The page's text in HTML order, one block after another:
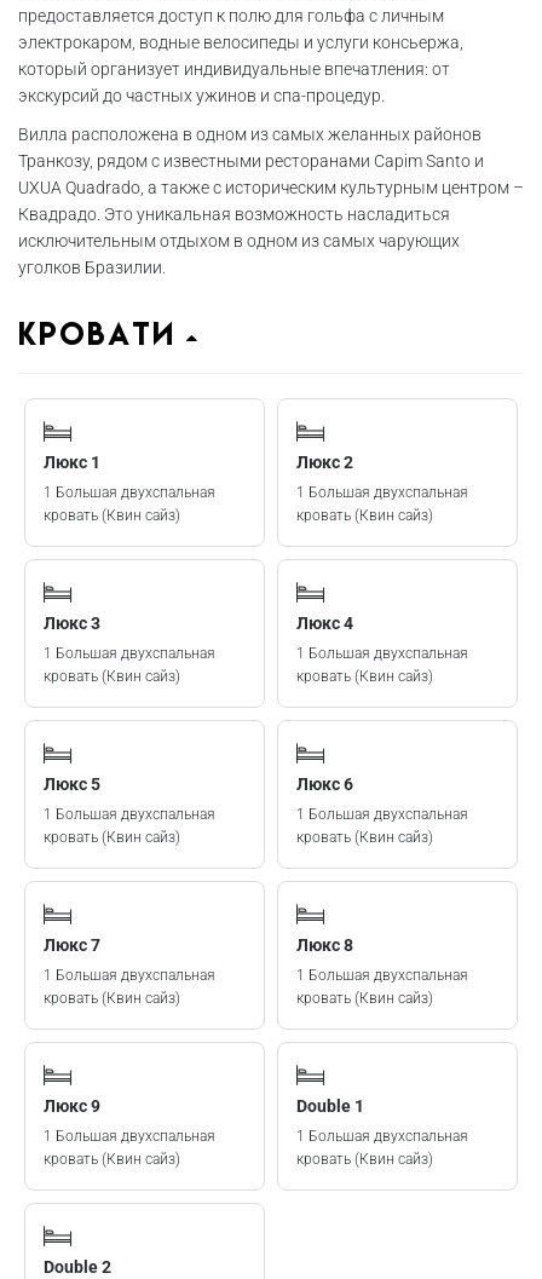
предоставляется доступ к полю для гольфа с личным
электрокаром, водные велосипеды и услуги консьержа,
который организует индивидуальные впечатления: от
экскурсий до частных ужинов и спа-процедур.
Вилла расположена в одном из самых желанных районов
Транкозу, рядом с известными ресторанами Capim Santo и
UXUA Quadrado, а также с историческим культурным центром –
Квадрадо. Это уникальная возможность насладиться
исключительным отдыхом в одном из самых чарующих
уголков Бразилии.
Кровати
Люкс 1
1 Большая двухспальная
кровать (Квин сайз)
Люкс 2
1 Большая двухспальная
кровать (Квин сайз)
Люкс 3
1 Большая двухспальная
кровать (Квин сайз)
Люкс 4
1 Большая двухспальная
кровать (Квин сайз)
Люкс 5
1 Большая двухспальная
кровать (Квин сайз)
Люкс 6
1 Большая двухспальная
кровать (Квин сайз)
Люкс 7
1 Большая двухспальная
кровать (Квин сайз)
Люкс 8
1 Большая двухспальная
кровать (Квин сайз)
Люкс 9
1 Большая двухспальная
кровать (Квин сайз)
Double 1
1 Большая двухспальная
кровать (Квин сайз)
Double 2